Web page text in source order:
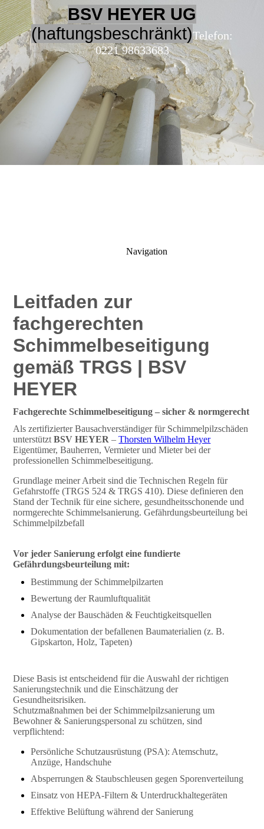
BSV HEYER UG
(haftungsbeschränkt)Telefon:
0221 98633683
Navigation
Leitfaden zur
fachgerechten
Schimmelbeseitigung
gemäß TRGS | BSV
HEYER
Fachgerechte Schimmelbeseitigung – sicher & normgerecht
Als zertifizierter Bausachverständiger für Schimmelpilzschäden
unterstütztBSV HEYER –Thorsten Wilhelm Heyer
Eigentümer, Bauherren, Vermieter und Mieter bei der
professionellen Schimmelbeseitigung.
Grundlage meiner Arbeit sind die Technischen Regeln für
Gefahrstoffe (TRGS 524 & TRGS 410). Diese definieren den
Stand der Technik für eine sichere, gesundheitsschonende und
normgerechte Schimmelsanierung. Gefährdungsbeurteilung bei
Schimmelpilzbefall
Vor jeder Sanierung erfolgt eine fundierte
Gefährdungsbeurteilung mit:
Bestimmung der Schimmelpilzarten
Bewertung der Raumluftqualität
Analyse der Bauschäden & Feuchtigkeitsquellen
Dokumentation der befallenen Baumaterialien (z. B.
Gipskarton, Holz, Tapeten)
Diese Basis ist entscheidend für die Auswahl der richtigen
Sanierungstechnik und die Einschätzung der
Gesundheitsrisiken.
Schutzmaßnahmen bei der Schimmelpilzsanierung um
Bewohner & Sanierungspersonal zu schützen, sind
verpflichtend:
Persönliche Schutzausrüstung (PSA): Atemschutz,
Anzüge, Handschuhe
Absperrungen & Staubschleusen gegen Sporenverteilung
Einsatz von HEPA-Filtern & Unterdruckhaltegeräten
Effektive Belüftung während der Sanierung